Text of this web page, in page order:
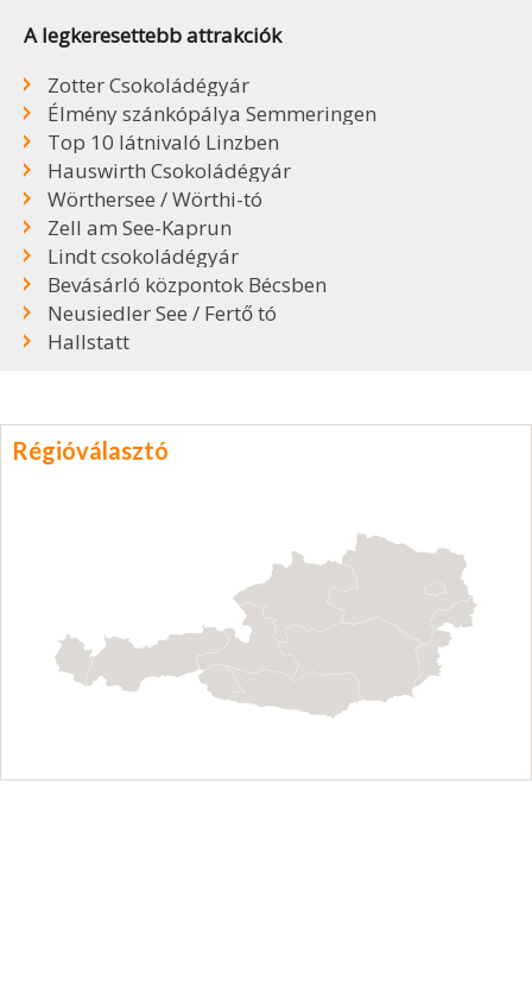
A legkeresettebb attrakciók
Zotter Csokoládégyár
Élmény szánkópálya Semmeringen
Top 10 látnivaló Linzben
Hauswirth Csokoládégyár
Wörthersee / Wörthi-tó
Zell am See-Kaprun
Lindt csokoládégyár
Bevásárló központok Bécsben
Neusiedler See / Fertő tó
Hallstatt
Régióválasztó